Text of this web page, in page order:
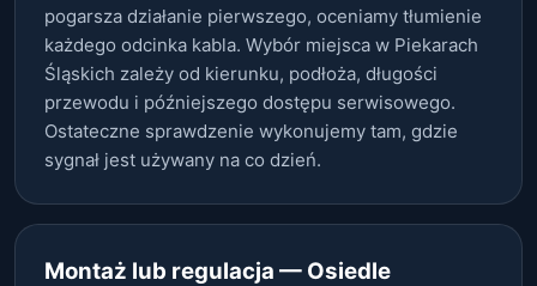
pogarsza działanie pierwszego, oceniamy tłumienie
każdego odcinka kabla. Wybór miejsca w Piekarach
Śląskich zależy od kierunku, podłoża, długości
przewodu i późniejszego dostępu serwisowego.
Ostateczne sprawdzenie wykonujemy tam, gdzie
sygnał jest używany na co dzień.
Montaż lub regulacja — Osiedle